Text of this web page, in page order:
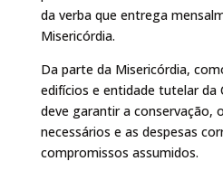
da verba que entrega
Misericórdia.
Da parte da Misericórdia,
edifícios e entidade tutelar da
deve garantir a conservação,
necessários e as despesas
compromissos assumidos.